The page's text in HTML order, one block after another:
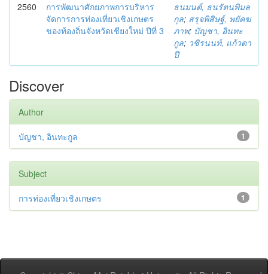
2560
การพัฒนาศักยภาพการบริหาร
จัดการการท่องเที่ยวเชิงเกษตร
ของท้องถิ่นจังหวัดเชียงใหม่ ปีที่ 3
ธนมนต์, ธนรัตนพิมล
กุล; สรุจพิสิษฐ์, พยัคฆ
ภาพ; บัญชา, อินทะ
กูล; วชิรนนท์, แก้วตา
ปี
Discover
Author
1
บัญชา, อินทะกูล
Subject
1
การท่องเที่ยวเชิงเกษตร